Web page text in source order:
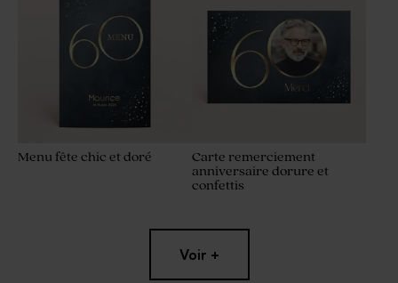
Menu fête chic et doré
Carte remerciement
anniversaire dorure et
confettis
Voir +